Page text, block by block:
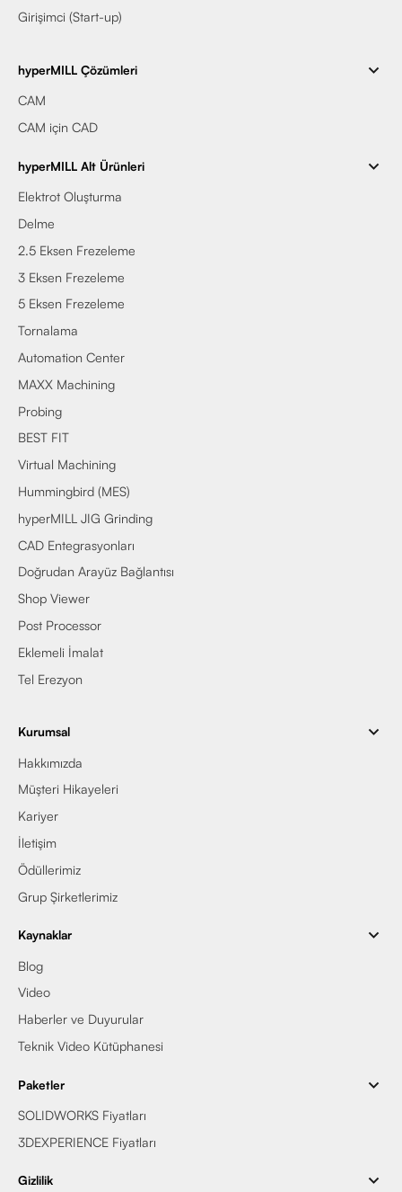
Girişimci (Start-up)
hyperMILL Çözümleri
CAM
CAM için CAD
hyperMILL Alt Ürünleri
Elektrot Oluşturma
Delme
2.5 Eksen Frezeleme
3 Eksen Frezeleme
5 Eksen Frezeleme
Tornalama
Automation Center
MAXX Machining
Probing
BEST FIT
Virtual Machining
Hummingbird (MES)
hyperMILL JIG Grinding
CAD Entegrasyonları
Doğrudan Arayüz Bağlantısı
Shop Viewer
Post Processor
Eklemeli İmalat
Tel Erezyon
Kurumsal
Hakkımızda
Müşteri Hikayeleri
Kariyer
İletişim
Ödüllerimiz
Grup Şirketlerimiz
Kaynaklar
Blog
Video
Haberler ve Duyurular
Teknik Video Kütüphanesi
Paketler
SOLIDWORKS Fiyatları
3DEXPERIENCE Fiyatları
Gizlilik